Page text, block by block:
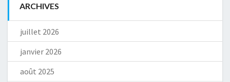
ARCHIVES
juillet 2026
janvier 2026
août 2025